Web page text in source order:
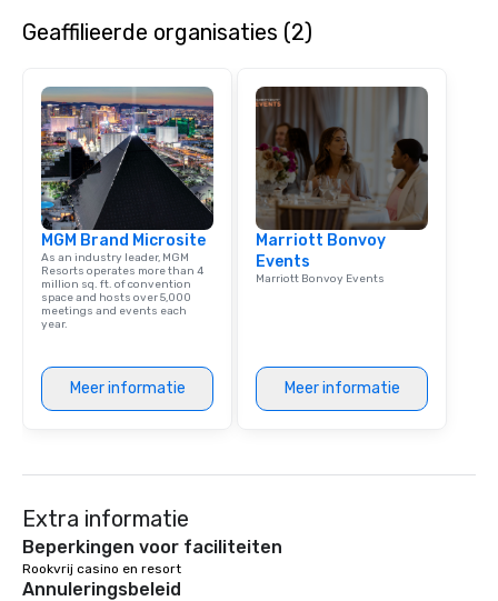
team building. All-Inclusive Group
corporate group
Smacking Foodie
group is assured a
experience with three
signature dishes at
person with tax and
provides guests a
at various stops. Build Your Network
a typical sit-down
Geaffilieerde organisaties (2)
MGM Brand Microsite
As an industry leader, MGM
Resorts operates more than 4
million sq. ft. of convention
space and hosts over 5,000
meetings and events each
year.
Meer informatie
Marriott Bonvoy
Events
Marriott Bonvoy Events
Meer informatie
Extra informatie
Beperkingen voor faciliteiten
Rookvrij casino en resort
Annuleringsbeleid